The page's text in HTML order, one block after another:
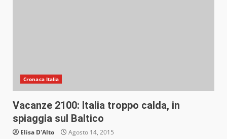
Cronaca Italia
Vacanze 2100: Italia troppo calda, in
spiaggia sul Baltico
Elisa D'Alto Agosto 14, 2015